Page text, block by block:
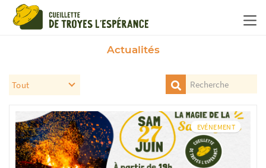
Actualités
EVÉNEMENT
Panneau de gestion des cookies